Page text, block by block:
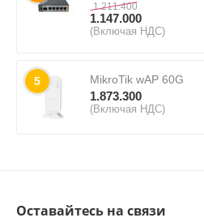
1.211.400
1.147.000
(Включая НДС)
5 MikroTik wAP 60G
1.873.300
(Включая НДС)
Оставайтесь на связи